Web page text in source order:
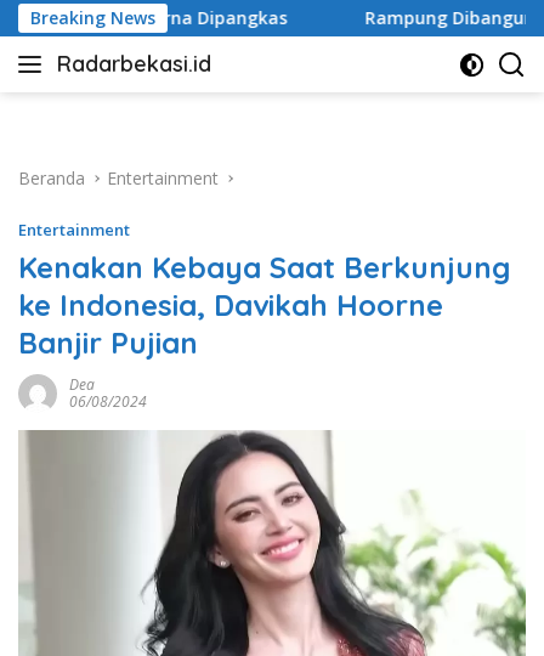
Langsung
ke
konten
Breaking NewsRampung Dibangun, Polder Bulak Tinggi
Radarbekasi.id
Berita
Beranda
Entertainment
Entertainment
Kenakan Kebaya Saat Berkunjung
ke Indonesia, Davikah Hoorne
Banjir Pujian
Dea
06/08/2024